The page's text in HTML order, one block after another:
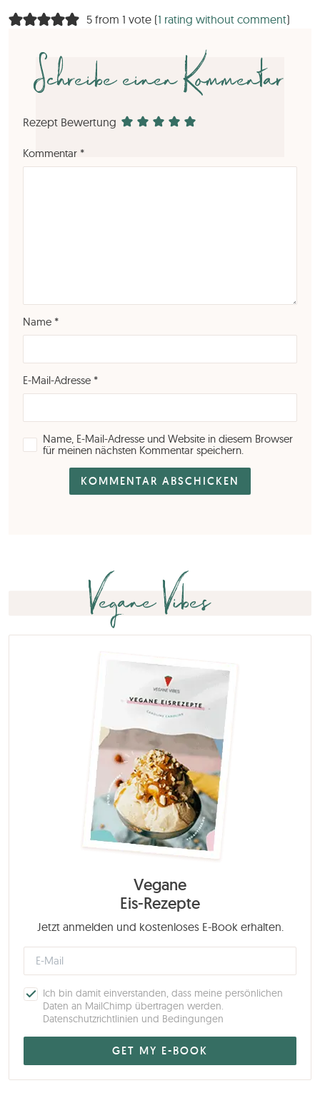
5 from 1 vote (1 rating without comment)
Schreibe einen Kommentar
Rezept Bewertung
Kommentar *
Name *
E-Mail-Adresse *
Name, E-Mail-Adresse und Website in diesem Browser
für meinen nächsten Kommentar speichern.
Vegane Vibes
Vegane
Eis-Rezepte
Jetzt anmelden und kostenloses E-Book erhalten.
Ich bin damit einverstanden, dass meine persönlichen
Daten an MailChimp übertragen werden.
Datenschutzrichtlinien und Bedingungen